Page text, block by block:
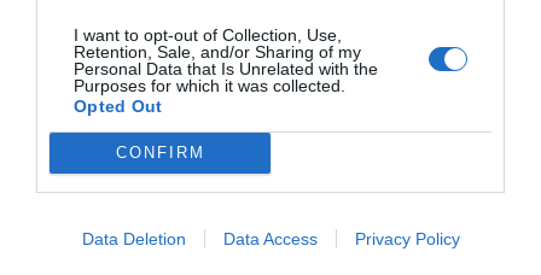
I want to opt-out of Collection, Use,
Retention, Sale, and/or Sharing of my
Personal Data that Is Unrelated with the
Purposes for which it was collected.
Opted Out
CONFIRM
Data Deletion Data Access Privacy Policy
precisamente a visão de um artista que não se
prende a uma única estética ou direção. A seguir
deixamos-te com o primeiro álbum lançado por
Marko “DMNS & MOSQUITOES”, assinado como
Baby Lasagna.